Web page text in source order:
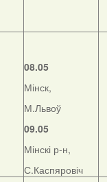
08.05
Мінск,
М.Львоў
09.05
Мінскі р-н,
С.Каспяровіч